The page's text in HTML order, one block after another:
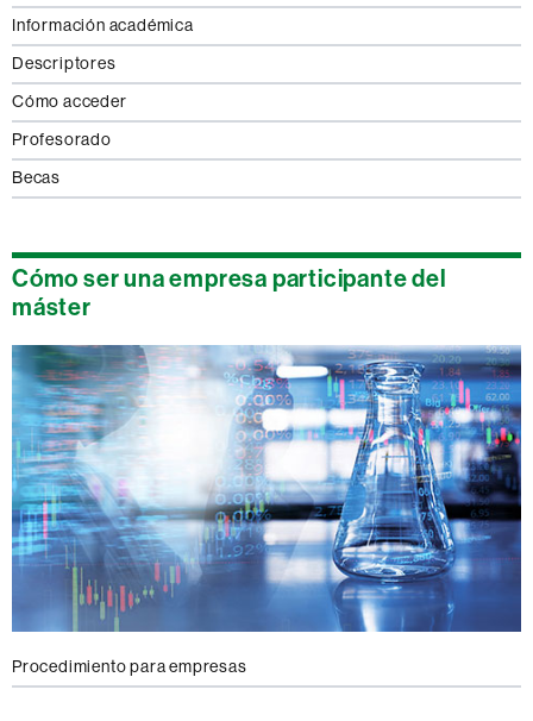
Información académica
Descriptores
Cómo acceder
Profesorado
Becas
Cómo ser una empresa participante del
máster
Procedimiento para empresas